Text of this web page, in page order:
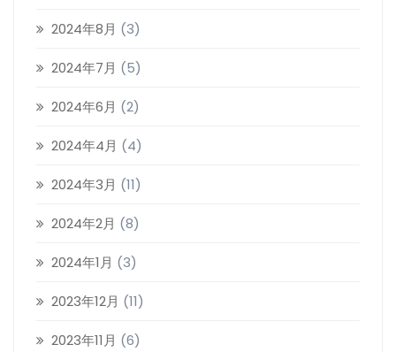
2024年8月 (3)
2024年7月 (5)
2024年6月 (2)
2024年4月 (4)
2024年3月 (11)
2024年2月 (8)
2024年1月 (3)
2023年12月 (11)
2023年11月 (6)